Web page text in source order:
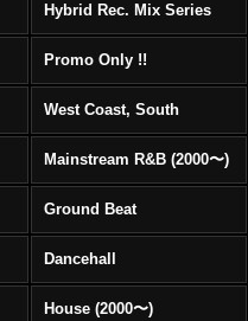
Hybrid Rec. Mix Series
Promo Only !!
West Coast, South
Mainstream R&B (2000〜)
Ground Beat
Dancehall
House (2000〜)